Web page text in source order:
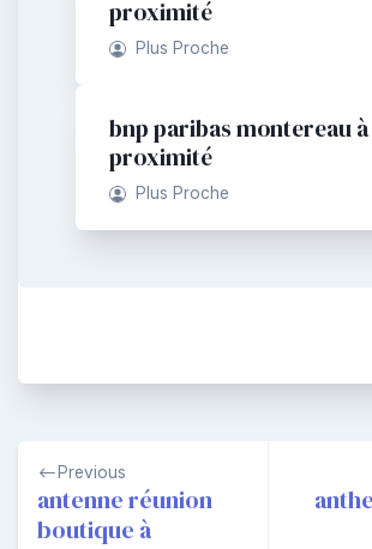
proximité
Plus Proche
bnp paribas montereau à
proximité
Plus Proche
Navigation
de
l’article
Previous
antenne réunion
boutique à